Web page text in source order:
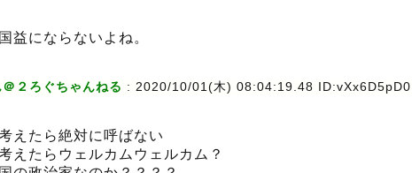
益にならないよね。
２ろぐちゃんねる : 2020/10/01(木) 08:04:19.48 ID:vXx6D5pD0
えたら絶対に呼ばない
えたらウェルカムウェルカム？